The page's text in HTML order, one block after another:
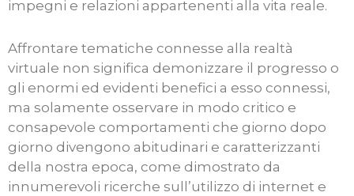
impegni e relazioni appartenenti alla vita reale.
Affrontare tematiche connesse alla realtà
virtuale non significa demonizzare il progresso o
gli enormi ed evidenti benefici a esso connessi,
ma solamente osservare in modo critico e
consapevole comportamenti che giorno dopo
giorno divengono abitudinari e caratterizzanti
della nostra epoca, come dimostrato da
innumerevoli ricerche sull’utilizzo di internet e